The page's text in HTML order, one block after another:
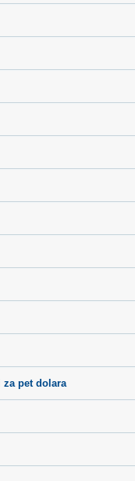
za pet dolara